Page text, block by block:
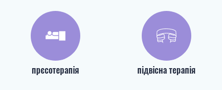
прєсотерапія підвісна терапія